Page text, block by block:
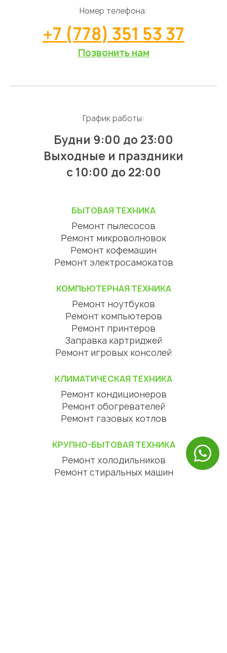
Номер телефона:
+7 (778) 351 53 37
Позвонить нам
График работы:
Будни 9:00 до 23:00
Выходные и праздники
с 10:00 до 22:00
БЫТОВАЯ ТЕХНИКА
Ремонт пылесосов
Ремонт микроволновок
Ремонт кофемашин
Ремонт электросамокатов
КОМПЬЮТЕРНАЯ ТЕХНИКА
Ремонт ноутбуков
Ремонт компьютеров
Ремонт принтеров
Заправка картриджей
Ремонт игровых консолей
КЛИМАТИЧЕСКАЯ ТЕХНИКА
Ремонт кондиционеров
Ремонт обогревателей
Ремонт газовых котлов
КРУПНО-БЫТОВАЯ ТЕХНИКА
Ремонт холодильников
Ремонт стиральных машин